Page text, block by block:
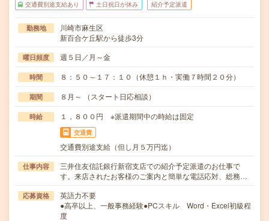
交通費別途支給あり 土日祝日が休み 紹介予定派遣
勤務地
川崎市麻生区
新百合ケ丘駅から徒歩3分
曜日頻度 週５日／月～金
時間 ８：５０～１７：１０（休憩１ｈ・実働７時間２０分）
期間 ８月～ （スタート日応相談）
時給 １，８００円 ※派遣期間中の時給は固定
交通費
交通費別途支給（但し月５万円迄）
仕事内容
三井住友信託銀行新宿支店での紹介予定派遣のお仕事で
す。来店されたお客様のご案内と簡単な電話応対、総務…
応募資格
英語力不要
●高卒以上、一般事務経験●PCスキル Word・Excel初級程
度